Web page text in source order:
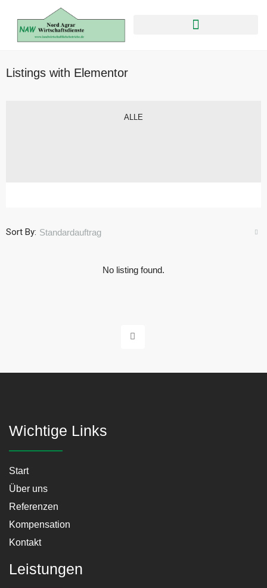
Listings with Elementor
ALLE
Sort By: Standardauftrag
No listing found.
Wichtige Links
Start
Über uns
Referenzen
Kompensation
Kontakt
Leistungen